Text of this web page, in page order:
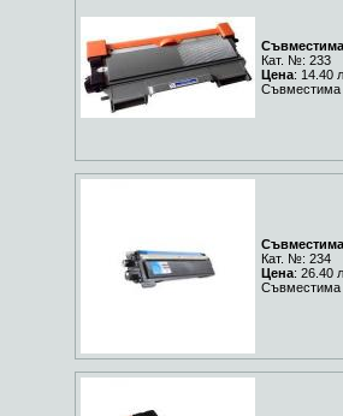
Съвместима
Кат. №: 233
Цена: 14.40
Съвместима
Съвместима
Кат. №: 234
Цена: 26.40
Съвместима